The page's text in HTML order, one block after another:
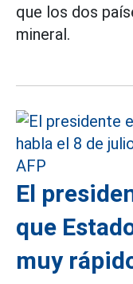
que los dos
mineral.
El
que
muy